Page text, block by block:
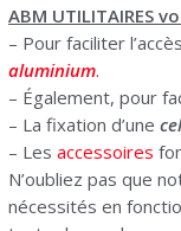
ABM UTILITAIRES
– Pour faciliter
aluminium.
– Également, pour
– La fixation d’une
– Les accessoires
N’oubliez pas que
nécessités en